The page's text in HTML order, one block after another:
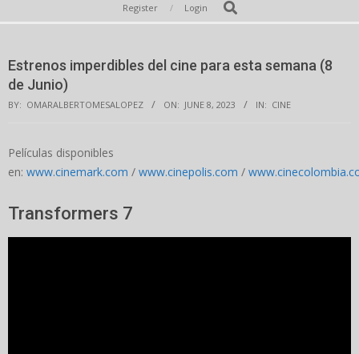
Navigation
Register Login Search
Estrenos imperdibles del cine para esta semana (8
de Junio)
BY: OMARALBERTOMESALOPEZ ON: JUNE 8, 2023 IN: CINE
Películas disponibles
en: www.cinemark.com / www.cinepolis.com /
Transformers 7